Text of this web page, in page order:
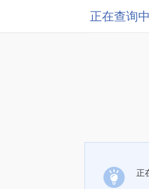
正在查询中
正